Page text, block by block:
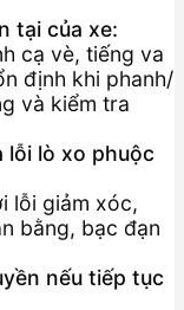
tại của xe:
cạ vè, tiếng va
định khi phanh/
và kiểm tra
lỗi lò xo phuộc
lỗi giảm xóc,
bằng, bạc đạn
nếu tiếp tục